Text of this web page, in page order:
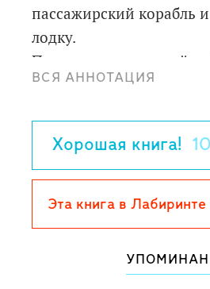
пассажирский корабль
лодку.
Посетите коралловый
затонувшие корабли и
Пора на море! Готовы?
ВСЯ АННОТАЦИЯ
Хорошая книга! 10
Эта книга в Лабиринте